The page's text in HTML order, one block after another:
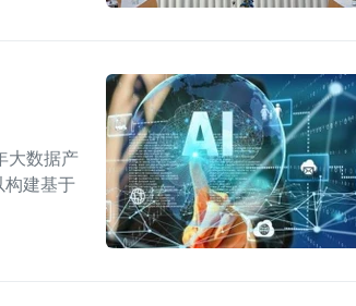
大数据产
构建基于